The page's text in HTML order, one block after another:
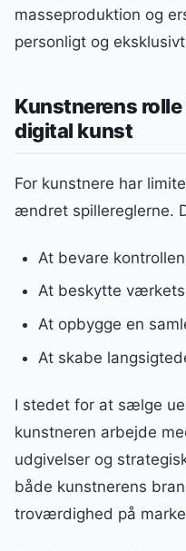
masseproduktion og
personligt og
Kunstnerens
digital kunst
For kunstnere har
ændret spillereglerne.
At bevare
At beskytte
At opbygge en
At skabe
I stedet for at sælge
kunstneren arbejde
udgivelser og
både kunstnerens
troværdighed på